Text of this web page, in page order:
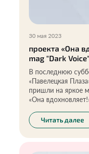
30 мая 2023
проекта «Она
mag "Dark
В последнюю
«Павелецкая
пришли на яркое
«Она
Читать далее